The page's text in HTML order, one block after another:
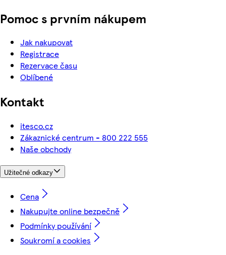
Pomoc s prvním nákupem
Jak nakupovat
Registrace
Rezervace času
Oblíbené
Kontakt
itesco.cz
Zákaznické centrum - 800 222 555
Naše obchody
Užitečné odkazy
Cena
Nakupujte online bezpečně
Podmínky používání
Soukromí a cookies